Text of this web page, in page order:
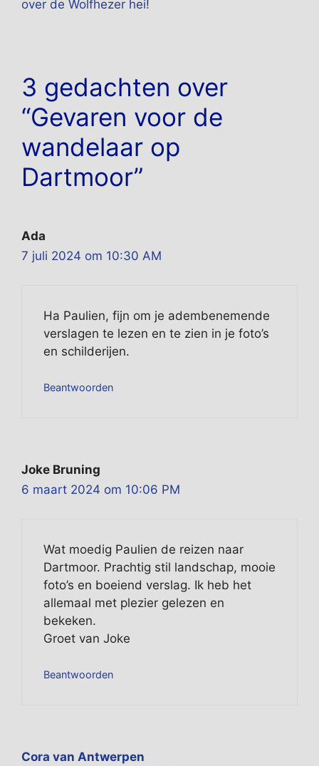
over de Wolfhezer hei!
3 gedachten over
“Gevaren voor de
wandelaar op
Dartmoor”
Ada
7 juli 2024 om 10:30 AM
Ha Paulien, fijn om je adembenemende
verslagen te lezen en te zien in je foto’s
en schilderijen.
Beantwoorden
Joke Bruning
6 maart 2024 om 10:06 PM
Wat moedig Paulien de reizen naar
Dartmoor. Prachtig stil landschap, mooie
foto’s en boeiend verslag. Ik heb het
allemaal met plezier gelezen en
bekeken.
Groet van Joke
Beantwoorden
Cora van Antwerpen